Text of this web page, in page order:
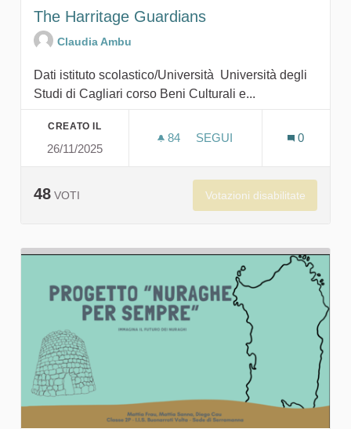
The Harritage Guardians
Claudia Ambu
Dati istituto scolastico/Università Università degli
Studi di Cagliari corso Beni Culturali e...
CREATO IL
26/11/2025
84 84 SOSTENITORI
SEGUI
0
48 VOTI Votazioni disabilitate